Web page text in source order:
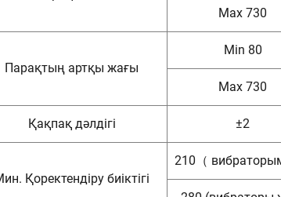
Max 730
Парақтың артқы жағы
Min 80
Max 730
Қақпақ дәлдігі ±2
Қоректендіру биіктігі
210（